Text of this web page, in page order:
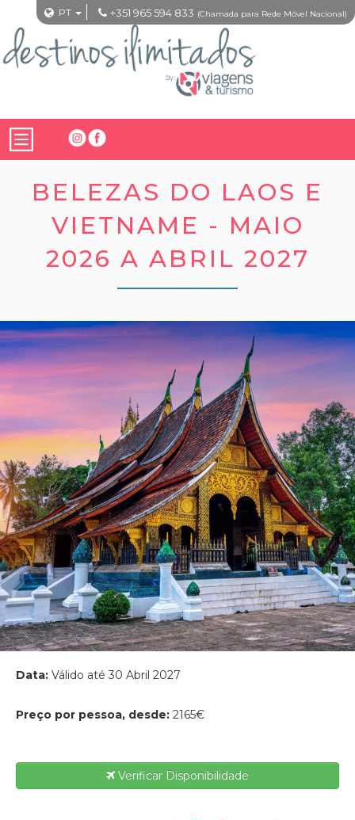
PT +351 965 594 833 (Chamada para Rede Móvel Nacional)
BELEZAS DO LAOS E
VIETNAME - MAIO
2026 A ABRIL 2027
Data: Válido até 30 Abril 2027
Preço por pessoa, desde: 2165€
Verificar Disponibilidade